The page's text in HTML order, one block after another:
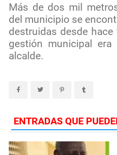
Más de dos mil
del municipio se
destruidas desde
gestión municipal
alcalde.
ENTRADAS QUE